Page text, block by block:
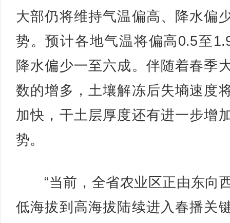
大部仍将维持气温偏高、降水偏
势。预计各地气温将偏高0.5至
降水偏少一至六成。伴随着春季
数的增多，土壤解冻后失墒速度
加快，干土层厚度还有进一步增
势。
“当前，全省农业区正由东向
低海拔到高海拔陆续进入春播关